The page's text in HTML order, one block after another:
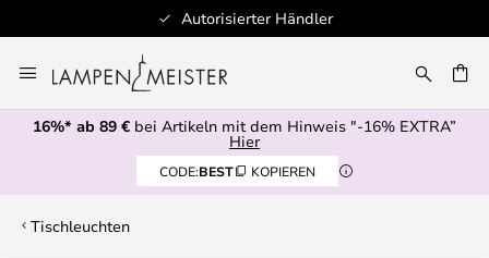
Autorisierter Händler
Inhalt
springen
16%* ab 89 € bei Artikeln mit dem Hinweis "-16% EXTRA”
Hier
CODE:BEST KOPIEREN
Tischleuchten